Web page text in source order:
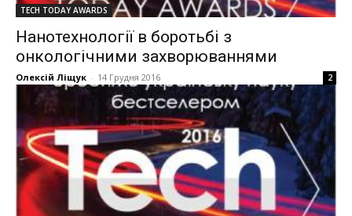
TECH TODAY AWARDS
Нанотехнології в боротьбі з
онкологічними захворюваннями
Олексій Ліщук - 14 Грудня 2016 2